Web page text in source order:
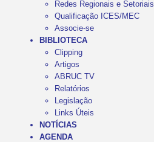
Redes Regionais e Setoriais
Qualificação ICES/MEC
Associe-se
BIBLIOTECA
Clipping
Artigos
ABRUC TV
Relatórios
Legislação
Links Úteis
NOTÍCIAS
AGENDA